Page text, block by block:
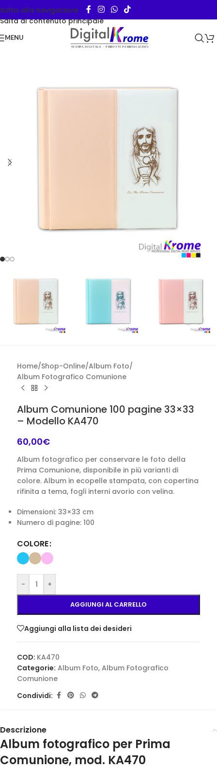
Salta alla navigazione
Salta al contenuto principale
MENU
Home/Shop-Online/Album Foto/
Album Fotografico Comunione
Album Comunione 100 pagine 33×33
– Modello KA470
60,00€
Album fotografico per conservare le foto della
Prima Comunione, disponibile in più varianti di
colore. Album in ecopelle stampata, con copertina
rifinita a tema, fogli interni avorio con velina.
Dimensioni: 33×33 cm
Numero di pagine: 100
COLORE
- +
AGGIUNGI AL CARRELLO
Aggiungi alla lista dei desideri
COD: KA470
Categorie: Album Foto, Album Fotografico
Comunione
Condividi:
Descrizione
Album fotografico per Prima
Comunione, mod. KA470